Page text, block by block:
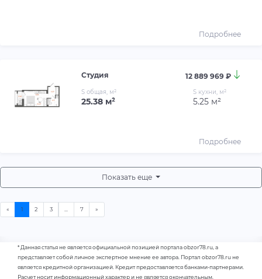
Подробнее
Студия 12 889 969 ₽
S общая, м²
25.38 м²
S кухни, м²
5.25 м²
Подробнее
Показать еще
* Данная статья не является официальной позицией портала obzor78.ru, а
представляет собой личное экспертное мнение ее автора. Портал obzor78.ru не
является кредитной организацией. Кредит предоставляется банками-партнерами.
Расчет носит информационный характер и не является окончательным.